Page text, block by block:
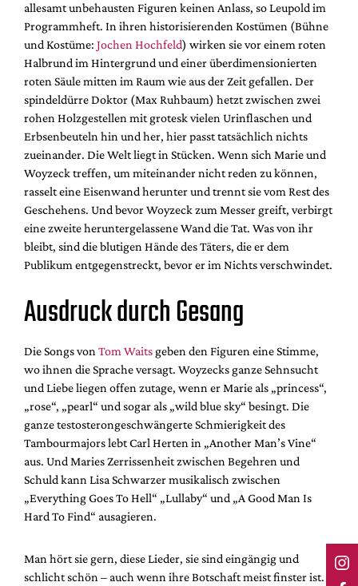
allesamt unbehausten Figuren keinen Anlass, so Leupold im
Programmheft. In ihren historisierenden Kostümen (Bühne
und Kostüme: Jochen Hochfeld) wirken sie vor einem roten
Halbrund im Hintergrund und einer überdimensionierten
roten Säule mitten im Raum wie aus der Zeit gefallen. Der
spindeldürre Doktor (Max Ruhbaum) hetzt zwischen zwei
rohen Holzgestellen mit grotesk vielen Urinflaschen und
Erbsenbeuteln hin und her, hier passt tatsächlich nichts
zueinander. Die Welt liegt in Stücken. Wenn sich Marie und
Woyzeck treffen, um miteinander nicht reden zu können,
rasselt eine Eisenwand herunter und trennt sie vom Rest des
Geschehens. Und bevor Woyzeck zum Messer greift, verbirgt
eine zweite heruntergelassene Wand die Tat. Was von ihr
bleibt, sind die blutigen Hände des Täters, die er dem
Publikum entgegenstreckt, bevor er im Nichts verschwindet.
Ausdruck durch Gesang
Die Songs vonTom Waits geben den Figuren eine Stimme,
wo ihnen die Sprache versagt. Woyzecks ganze Sehnsucht
und Liebe liegen offen zutage, wenn er Marie als „princess“,
„rose“, „pearl“ und sogar als „wild blue sky“ besingt. Die
ganze testosterongeschwängerte Schmierigkeit des
Tambourmajors lebt Carl Herten in „Another Man’s Vine“
aus. Und Maries Zerrissenheit zwischen Begehren und
Schuld kann Lisa Schwarzer musikalisch zwischen
„Everything Goes To Hell“ „Lullaby“ und „A Good Man Is
Hard To Find“ ausagieren.
Man hört sie gern, diese Lieder, sie sind eingängig und
schlicht schön – auch wenn ihre Botschaft meist finster ist.